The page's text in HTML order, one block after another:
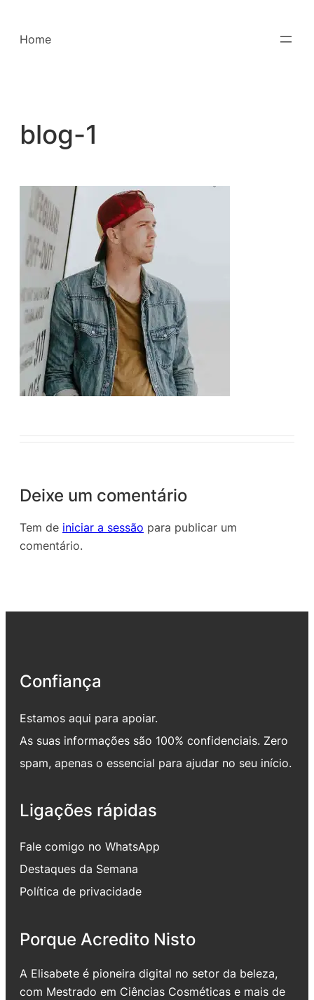
para
Home
blog-1
Deixe um comentário
Tem de iniciar a sessão para publicar um
comentário.
Confiança
Estamos aqui para apoiar.
As suas informações são 100% confidenciais. Zero
spam, apenas o essencial para ajudar no seu início.
Ligações rápidas
Fale comigo no WhatsApp
Destaques da Semana
Política de privacidade
Porque Acredito Nisto
A Elisabete é pioneira digital no setor da beleza,
com Mestrado em Ciências Cosméticas e mais de